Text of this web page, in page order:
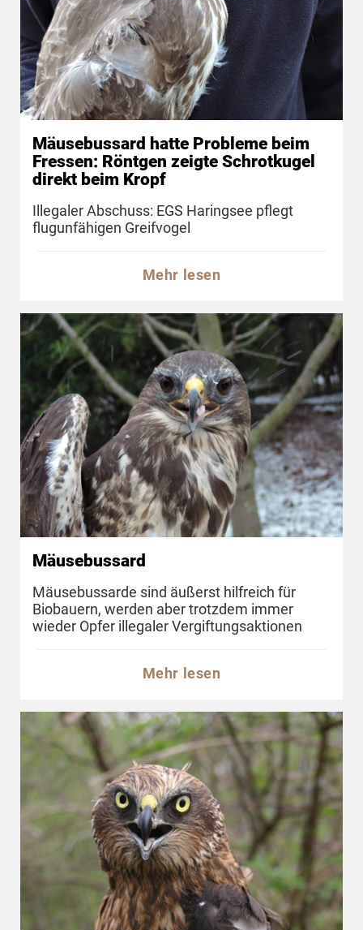
Mäusebussard hatte Probleme beim
Fressen: Röntgen zeigte Schrotkugel
direkt beim Kropf
Illegaler Abschuss: EGS Haringsee pflegt
flugunfähigen Greifvogel
Mehr lesen
Mäusebussard
Mäusebussarde sind äußerst hilfreich für
Biobauern, werden aber trotzdem immer
wieder Opfer illegaler Vergiftungsaktionen
Mehr lesen